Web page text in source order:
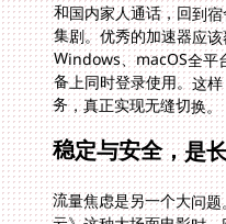
务，真正实现无缝切换。
稳定与安全，是
流量焦虑是另一个大问
云》这种大场面电影时
此，提供稳定、无限的流
进一步，它应具备智能
求。当你访问国内视频、
线回国；当你浏览本地网
网络，互不干扰。这对于
国游戏专线能让你和国
尴尬。有些高级服务甚至